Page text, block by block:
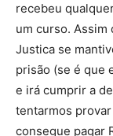
recebeu
um curso. Assim
Justica se
prisão (se é que
e irá cumprir a
tentarmos
consegue pagar